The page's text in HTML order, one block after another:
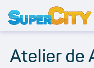
Atelier de